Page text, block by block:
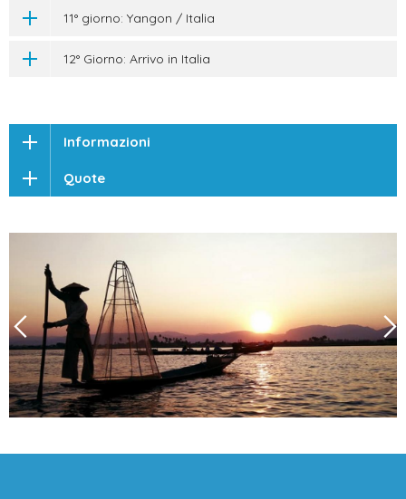
11° giorno: Yangon / Italia
12° Giorno: Arrivo in Italia
Informazioni
Quote